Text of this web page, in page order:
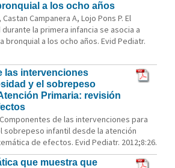
a los ocho años
Campanera A, Lojo Pons P. El
la primera infancia se asocia a
bronquial a los ocho años. Evid Pediatr.
las intervenciones
y el sobrepeso
Primaria: revisión
de las intervenciones para
sobrepeso infantil desde la atención
de efectos. Evid Pediatr. 2012;8:26.
que muestra que